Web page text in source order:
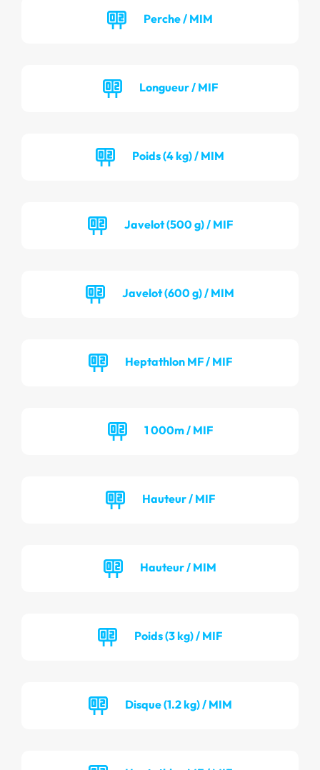
Perche / MIM
Longueur / MIF
Poids (4 kg) / MIM
Javelot (500 g) / MIF
Javelot (600 g) / MIM
Heptathlon MF / MIF
1 000m / MIF
Hauteur / MIF
Hauteur / MIM
Poids (3 kg) / MIF
Disque (1.2 kg) / MIM